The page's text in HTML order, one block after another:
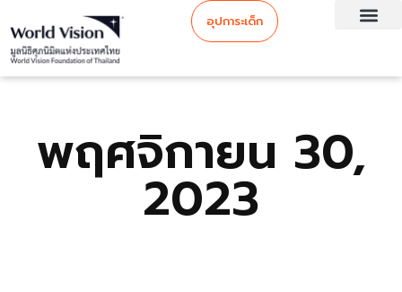
อุปการะเด็ก
พฤศจิกายน 30,
2023